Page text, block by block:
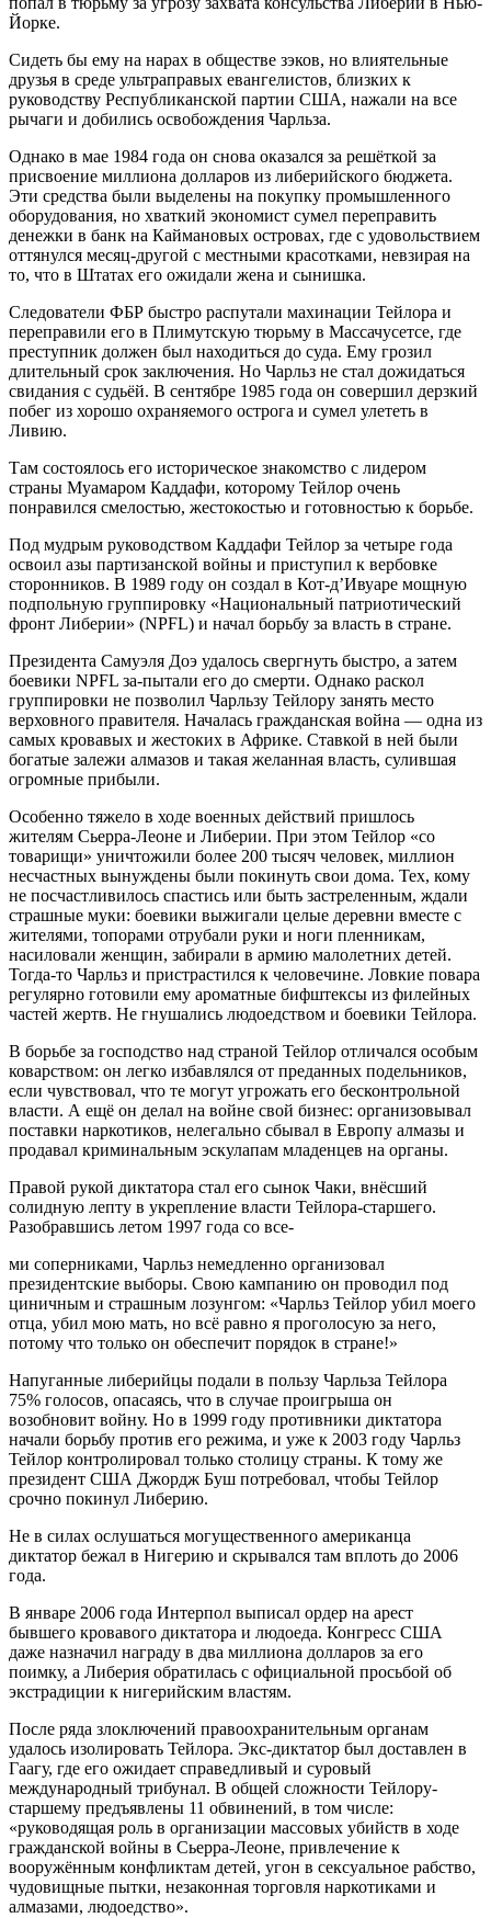
Йорке.
Сидеть бы ему на нарах в обществе зэков, но влиятельные
друзья в среде ультраправых евангелистов, близких к
руководству Республиканской партии США, нажали на все
рычаги и добились освобождения Чарльза.
Однако в мае 1984 года он снова оказался за решёткой за
присвоение миллиона долларов из либерийского бюджета.
Эти средства были выделены на покупку промышленного
оборудования, но хваткий экономист сумел переправить
денежки в банк на Каймановых островах, где с удовольствием
оттянулся месяц-другой с местными красотками, невзирая на
то, что в Штатах его ожидали жена и сынишка.
Следователи ФБР быстро распутали махинации Тейлора и
переправили его в Плимутскую тюрьму в Массачусетсе, где
преступник должен был находиться до суда. Ему грозил
длительный срок заключения. Но Чарльз не стал дожидаться
свидания с судьёй. В сентябре 1985 года он совершил дерзкий
побег из хорошо охраняемого острога и сумел улететь в
Ливию.
Там состоялось его историческое знакомство с лидером
страны Муамаром Каддафи, которому Тейлор очень
понравился смелостью, жестокостью и готовностью к борьбе.
Под мудрым руководством Каддафи Тейлор за четыре года
освоил азы партизанской войны и приступил к вербовке
сторонников. В 1989 году он создал в Кот-д’Ивуаре мощную
подпольную группировку «Национальный патриотический
фронт Либерии» (NPFL) и начал борьбу за власть в стране.
Президента Самуэля Доэ удалось свергнуть быстро, а затем
боевики NPFL за-пытали его до смерти. Однако раскол
группировки не позволил Чарльзу Тейлору занять место
верховного правителя. Началась гражданская война — одна из
самых кровавых и жестоких в Африке. Ставкой в ней были
богатые залежи алмазов и такая желанная власть, сулившая
огромные прибыли.
Особенно тяжело в ходе военных действий пришлось
жителям Сьерра-Леоне и Либерии. При этом Тейлор «со
товарищи» уничтожили более 200 тысяч человек, миллион
несчастных вынуждены были покинуть свои дома. Тех, кому
не посчастливилось спастись или быть застреленным, ждали
страшные муки: боевики выжигали целые деревни вместе с
жителями, топорами отрубали руки и ноги пленникам,
насиловали женщин, забирали в армию малолетних детей.
Тогда-то Чарльз и пристрастился к человечине. Ловкие повара
регулярно готовили ему ароматные бифштексы из филейных
частей жертв. Не гнушались людоедством и боевики Тейлора.
В борьбе за господство над страной Тейлор отличался особым
коварством: он легко избавлялся от преданных подельников,
если чувствовал, что те могут угрожать его бесконтрольной
власти. А ещё он делал на войне свой бизнес: организовывал
поставки наркотиков, нелегально сбывал в Европу алмазы и
продавал криминальным эскулапам младенцев на органы.
Правой рукой диктатора стал его сынок Чаки, внёсший
солидную лепту в укрепление власти Тейлора-старшего.
Разобравшись летом 1997 года со все-
ми соперниками, Чарльз немедленно организовал
президентские выборы. Свою кампанию он проводил под
циничным и страшным лозунгом: «Чарльз Тейлор убил моего
отца, убил мою мать, но всё равно я проголосую за него,
потому что только он обеспечит порядок в стране!»
Напуганные либерийцы подали в пользу Чарльза Тейлора
75% голосов, опасаясь, что в случае проигрыша он
возобновит войну. Но в 1999 году противники диктатора
начали борьбу против его режима, и уже к 2003 году Чарльз
Тейлор контролировал только столицу страны. К тому же
президент США Джордж Буш потребовал, чтобы Тейлор
срочно покинул Либерию.
Не в силах ослушаться могущественного американца
диктатор бежал в Нигерию и скрывался там вплоть до 2006
года.
В январе 2006 года Интерпол выписал ордер на арест
бывшего кровавого диктатора и людоеда. Конгресс США
даже назначил награду в два миллиона долларов за его
поимку, а Либерия обратилась с официальной просьбой об
экстрадиции к нигерийским властям.
После ряда злоключений правоохранительным органам
удалось изолировать Тейлора. Экс-диктатор был доставлен в
Гаагу, где его ожидает справедливый и суровый
международный трибунал. В общей сложности Тейлору-
старшему предъявлены 11 обвинений, в том числе:
«руководящая роль в организации массовых убийств в ходе
гражданской войны в Сьерра-Леоне, привлечение к
вооружённым конфликтам детей, угон в сексуальное рабство,
чудовищные пытки, незаконная торговля наркотиками и
алмазами, людоедство».